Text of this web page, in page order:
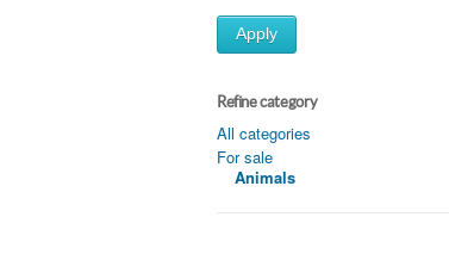
Apply
Refine category
All categories
For sale
Animals